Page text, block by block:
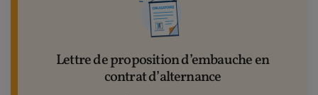
Lettre de proposition d’embauche en
contrat d’alternance